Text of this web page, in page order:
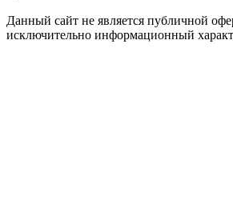
Данный сайт не является публичной
исключительно информационный